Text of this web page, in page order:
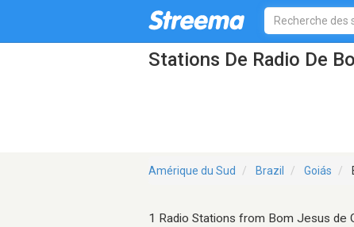
Stations De Radio De
Amérique du Sud Brazil Goiás
1 Radio Stations from Bom Jesus de